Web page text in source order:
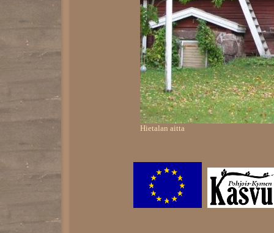
Hietalan aitta